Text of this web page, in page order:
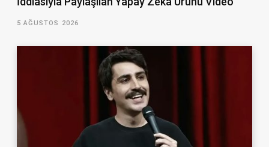
5 AĞUSTOS 2026